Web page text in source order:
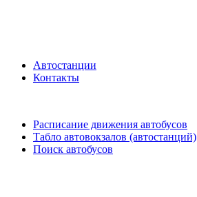
Автостанции
Контакты
Расписание движения автобусов
Табло автовокзалов (автостанций)
Поиск автобусов